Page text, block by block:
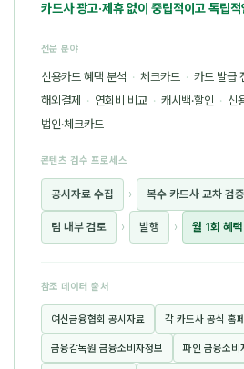
카드사 광고·제휴 없이 중립적이고 독립
전문 분야
신용카드 혜택 분석 · 체크카드 · 카드 발급
해외결제 · 연회비 비교 · 캐시백·할인 · 신
법인·체크카드
콘텐츠 검수 프로세스
공시자료 수집 › 복수 카드사 교차 검증
팀 내부 검토 › 발행 › 월 1회 혜
참조 데이터 출처
여신금융협회 공시자료 각 카드사 공식 홈
금융감독원 금융소비자정보 파인 금융소비